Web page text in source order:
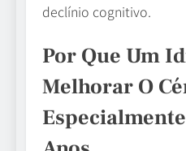
declínio cognitivo.
Por Que Um
Melhorar O